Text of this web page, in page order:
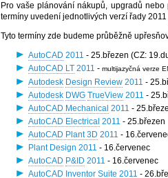
Pro vaše plánování nákupů, upgradů
termíny uvedení jednotlivých verzí řady
Tyto termíny zde budeme průběžně
AutoCAD 2011 - 25.březen (CZ:
AutoCAD LT 2011 - multijazyčná verze
Autodesk Design Review 2011 -
Autodesk DWG TrueView 2011 -
AutoCAD Mechanical 2011 -
AutoCAD Electrical 2011 - 25.březen
AutoCAD Plant 3D 2011 -
Plant Design 2011 - 16.červenec
AutoCAD P&ID 2011 - 16.červenec
AutoCAD Inventor Suite 2011 -